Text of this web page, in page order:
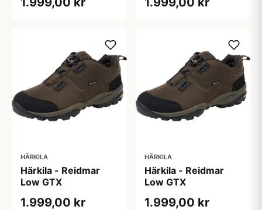
HÄRKILA
Härkila - Reidmar
Low GTX
1.999,00 kr
HÄRKILA
Härkila - Reidmar
Low GTX
1.999,00 kr